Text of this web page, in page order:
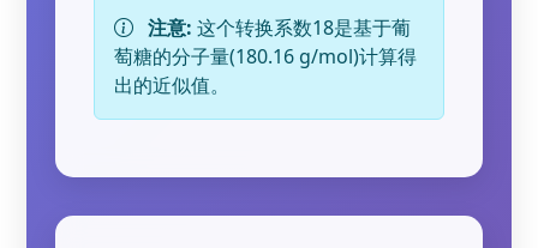
注意: 这个转换系数18是基于葡
萄糖的分子量(180.16 g/mol)计算得
出的近似值。